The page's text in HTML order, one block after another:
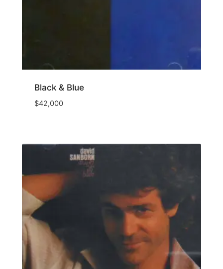
Black & Blue
$42,000